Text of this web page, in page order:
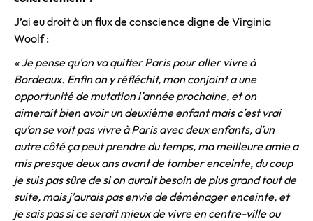
J’ai eu droit à un flux de conscience digne de Virginia
Woolf :
« Je pense qu'on va quitter Paris pour aller vivre à
Bordeaux. Enfin on y réfléchit, mon conjoint a une
opportunité de mutation l’année prochaine, et on
aimerait bien avoir un deuxième enfant mais c’est vrai
qu’on se voit pas vivre à Paris avec deux enfants, d’un
autre côté ça peut prendre du temps, ma meilleure amie a
mis presque deux ans avant de tomber enceinte, du coup
je suis pas sûre de si on aurait besoin de plus grand tout de
suite, mais j’aurais pas envie de déménager enceinte, et
je sais pas si ce serait mieux de vivre en centre-ville ou